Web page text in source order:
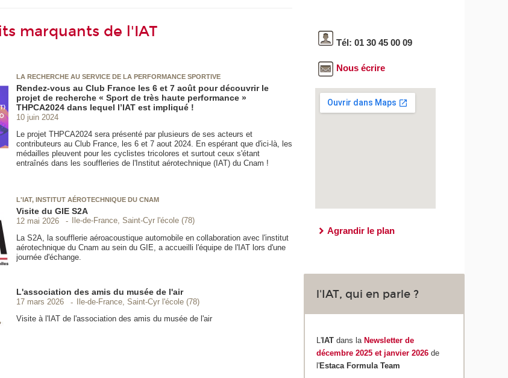
marquants de l'IAT
LA RECHERCHE AU SERVICE DE LA PERFORMANCE SPORTIVE
Rendez-vous au Club France les 6 et 7 août pour découvrir le
projet de recherche « Sport de très haute performance »
THPCA2024 dans lequel l’IAT est impliqué !
10 juin 2024
Le projet THPCA2024 sera présenté par plusieurs de ses acteurs et
contributeurs au Club France, les 6 et 7 aout 2024. En espérant que d'ici-là, les
médailles pleuvent pour les cyclistes tricolores et surtout ceux s'étant
entraînés dans les souffleries de l'Institut aérotechnique (IAT) du Cnam !
L'IAT, INSTITUT AÉROTECHNIQUE DU CNAM
Visite du GIE S2A
12 mai 2026
Ile-de-France, Saint-Cyr l'école (78)
La S2A, la soufflerie aéroacoustique automobile en collaboration avec l'institut
aérotechnique du Cnam au sein du GIE, a accueilli l'équipe de l'IAT lors d'une
journée d'échange.
L'association des amis du musée de l'air
17 mars 2026
Ile-de-France, Saint-Cyr l'école (78)
Visite à l'IAT de l'association des amis du musée de l'air
Tél: 01 30 45 00 09
Nous écrire
Agrandir le plan
l'IAT, qui en parle ?
L'IAT dans laNewsletter de
décembre 2025 et janvier 2026 de
l'Estaca Formula Team